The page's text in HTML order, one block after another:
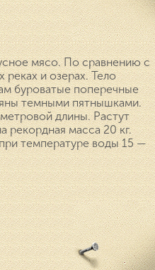
мясо. По сравнению с
и озерах. Тело
буроватые поперечные
темными пятнышками.
длины. Растут
рекордная масса 20 кг.
температуре воды 15 —